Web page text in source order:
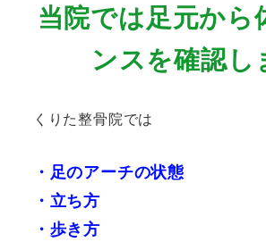
当院では足元から
ンスを確認し
くりた整骨院では
・足のアーチの状態
・立ち方
・歩き方